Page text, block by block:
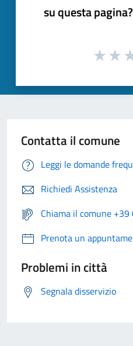
su questa pagina?
Contatta il comune
Leggi le domande
Richiedi Assistenza
Chiama il comune
Prenota un
Problemi in città
Segnala disservizio